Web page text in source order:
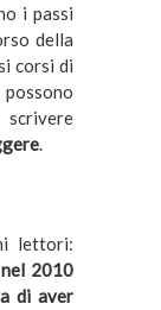
i passi
della
corsi di
.
lettori:
nel 2010
di aver